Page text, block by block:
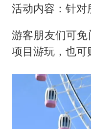
活动内容：针对
游客朋友们可
项目游玩，也可